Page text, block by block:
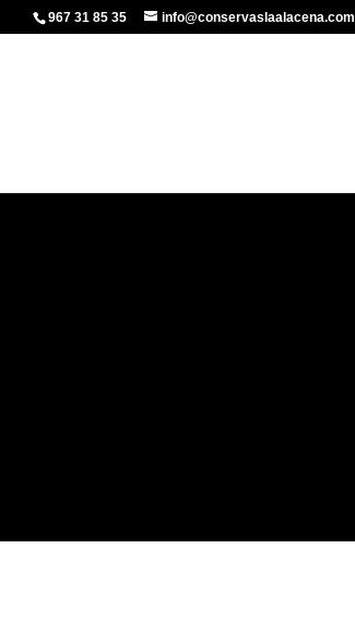
967 31 85 35 info@conservaslaalacena.com